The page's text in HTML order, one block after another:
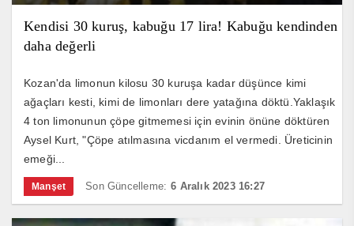
Kendisi 30 kuruş, kabuğu 17 lira! Kabuğu kendinden
daha değerli
Kozan'da limonun kilosu 30 kuruşa kadar düşünce kimi
ağaçları kesti, kimi de limonları dere yatağına döktü.Yaklaşık
4 ton limonunun çöpe gitmemesi için evinin önüne döktüren
Aysel Kurt, "Çöpe atılmasına vicdanım el vermedi. Üreticinin
emeği...
Manşet Son Güncelleme: 6 Aralık 2023 16:27